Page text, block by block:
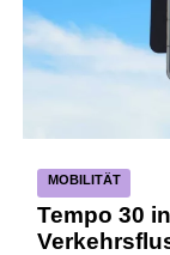
MOBILITÄT
Tempo 30